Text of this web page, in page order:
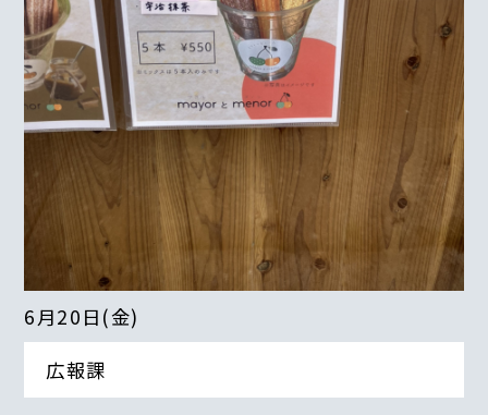
6月20日(金)
広報課